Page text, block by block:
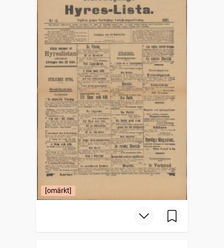
[omärkt]